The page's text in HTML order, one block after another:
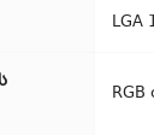
LGA
RGB